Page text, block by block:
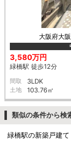
大阪府大
3,580万円
緑橋駅 徒歩12分
間取 3LDK
土地 103.76㎡
類似の条件から検
緑橋駅の新築戸建て